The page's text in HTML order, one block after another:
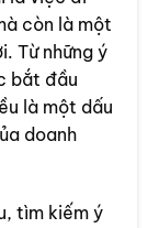
còn là một
Từ những ý
bắt đầu
là một dấu
doanh
tìm kiếm ý